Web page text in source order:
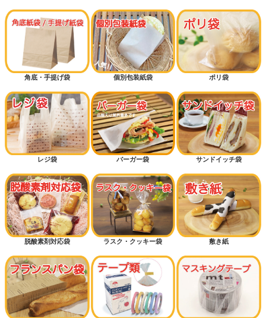
オススメ差別化アイテム
低コストタイプ
底マチ付きパン袋
横マチ付きパン袋
カッコイイ
カワイイ
ギフトラッピング
ハロウィン
クリスマス
おむつ袋・防臭袋
メロンパン
ドッグパン
角底・手提げ袋 個別包装紙袋 ポリ袋
レジ袋 バーガー袋 サンドイッチ袋
脱酸素剤対応袋 ラスク・クッキー袋 敷き紙